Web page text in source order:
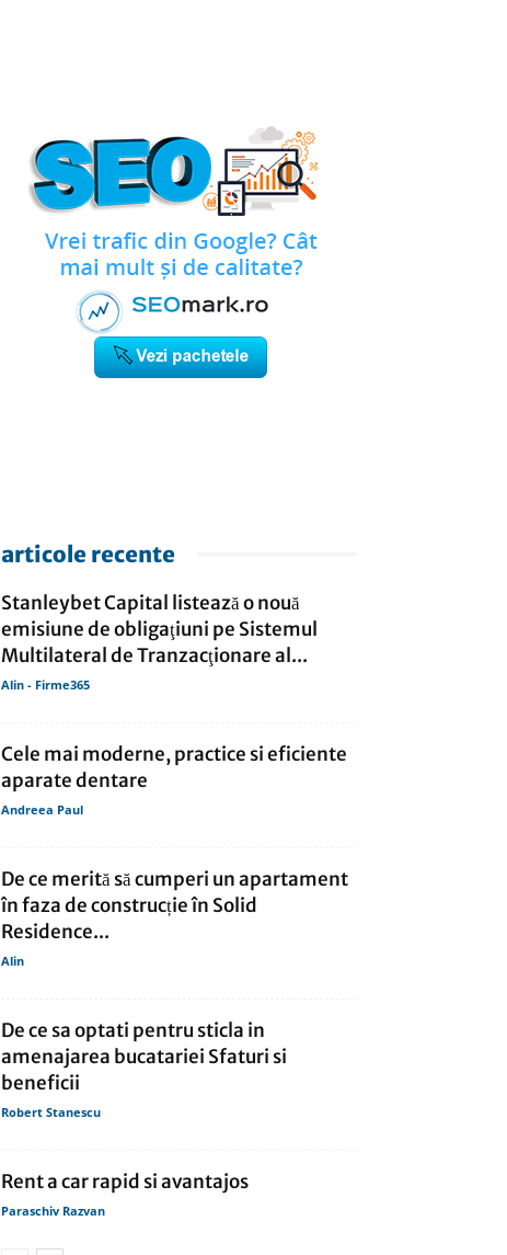
articole recente
Stanleybet Capital listează o nouă
emisiune de obligaţiuni pe Sistemul
Multilateral de Tranzacţionare al...
Alin - Firme365
Cele mai moderne, practice si eficiente
aparate dentare
Andreea Paul
De ce merită să cumperi un apartament
în faza de construcție în Solid
Residence...
Alin
De ce sa optati pentru sticla in
amenajarea bucatariei Sfaturi si
beneficii
Robert Stanescu
Rent a car rapid si avantajos
Paraschiv Razvan